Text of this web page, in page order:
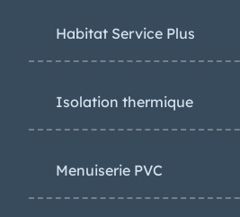
Habitat Service Plus
Isolation thermique
Menuiserie PVC